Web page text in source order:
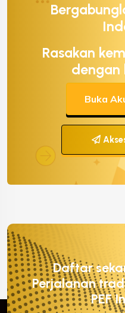
Rasakan
dengan
Buka
Daftar
Perjalanan
PEF